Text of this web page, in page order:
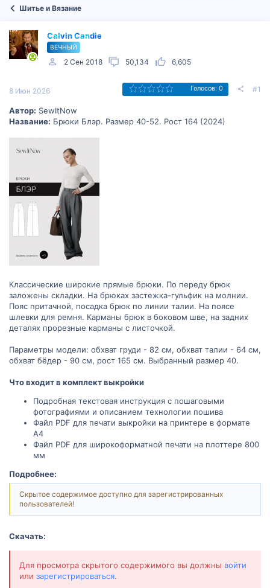
Шитье и Вязание
Calvin Candie
ВЕЧНЫЙ
2 Сен 2018 50,134 6,605
8 Июн 2026 Голосов: 0 #1
Автор: SewItNow
Название: Брюки Блэр. Размер 40-52. Рост 164 (2024)
Классические широкие прямые брюки. По переду брюк
заложены складки. На брюках застежка-гульфик на молнии.
Пояс притачной, посадка брюк по линии талии. На поясе
шлевки для ремня. Карманы брюк в боковом шве, на задних
деталях прорезные карманы с листочкой.
Параметры модели: обхват груди - 82 см, обхват талии - 64 см,
обхват бёдер - 90 см, рост 165 см. Выбранный размер 40.
Что входит в комплект выкройки
Подробная текстовая инструкция с пошаговыми
фотографиями и описанием технологии пошива
Файл PDF для печати выкройки на принтере в формате
А4
Файл PDF для широкоформатной печати на плоттере 800
мм
Подробнее:
Скрытое содержимое доступно для зарегистрированных
пользователей!
Скачать:
Для просмотра скрытого содержимого вы должны войти
или зарегистрироваться.